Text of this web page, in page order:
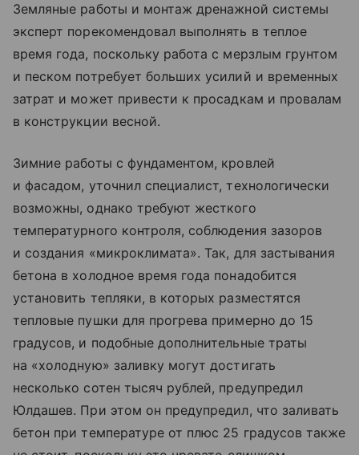
Земляные работы и монтаж дренажной системы
эксперт порекомендовал выполнять в теплое
время года, поскольку работа с мерзлым грунтом
и песком потребует больших усилий и временных
затрат и может привести к просадкам и провалам
в конструкции весной.
Зимние работы с фундаментом, кровлей
и фасадом, уточнил специалист, технологически
возможны, однако требуют жесткого
температурного контроля, соблюдения зазоров
и создания «микроклимата». Так, для застывания
бетона в холодное время года понадобится
установить тепляки, в которых разместятся
тепловые пушки для прогрева примерно до 15
градусов, и подобные дополнительные траты
на «холодную» заливку могут достигать
несколько сотен тысяч рублей, предупредил
Юлдашев. При этом он предупредил, что заливать
бетон при температуре от плюс 25 градусов также